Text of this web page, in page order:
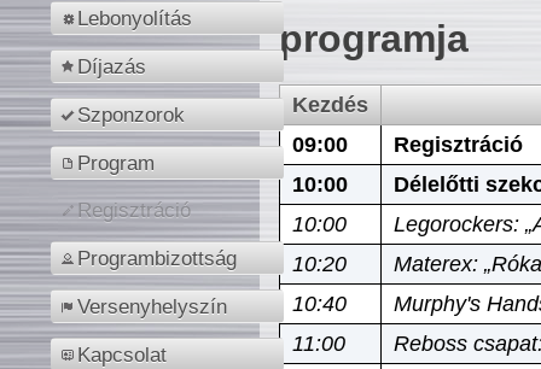
Lebonyolítás
Díjazás
Szponzorok
Program
Regisztráció
Programbizottság
Versenyhelyszín
Kapcsolat
programja
Kezdés
09:00
Regisztráció
10:00
Délelőtti
10:00
Legorockers:
10:20
Materex:
10:40
Murphy's
11:00
Reboss